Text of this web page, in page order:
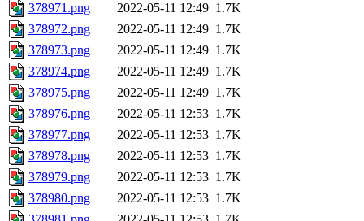
378971.png
2022-05-11 12:49 1.7K
378972.png
2022-05-11 12:49 1.7K
378973.png
2022-05-11 12:49 1.7K
378974.png
2022-05-11 12:49 1.7K
378975.png
2022-05-11 12:49 1.7K
378976.png
2022-05-11 12:53 1.7K
378977.png
2022-05-11 12:53 1.7K
378978.png
2022-05-11 12:53 1.7K
378979.png
2022-05-11 12:53 1.7K
378980.png
2022-05-11 12:53 1.7K